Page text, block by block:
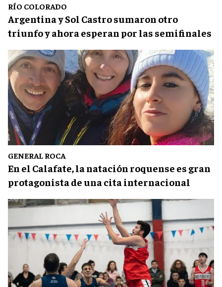
RÍO COLORADO
Argentina y Sol Castro sumaron otro
triunfo y ahora esperan por las semifinales
GENERAL ROCA
En el Calafate, la natación roquense es gran
protagonista de una cita internacional